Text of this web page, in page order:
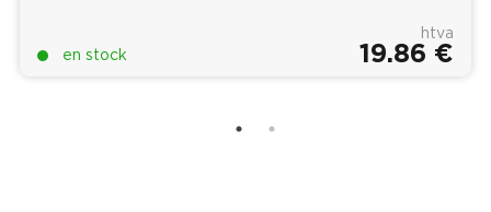
en stock
htva
19.86 €